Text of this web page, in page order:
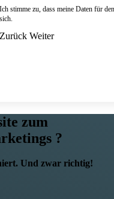
Ich stimme zu, dass meine Daten für
sich.
Zurück Weiter
zum
?
Und zwar richtig!